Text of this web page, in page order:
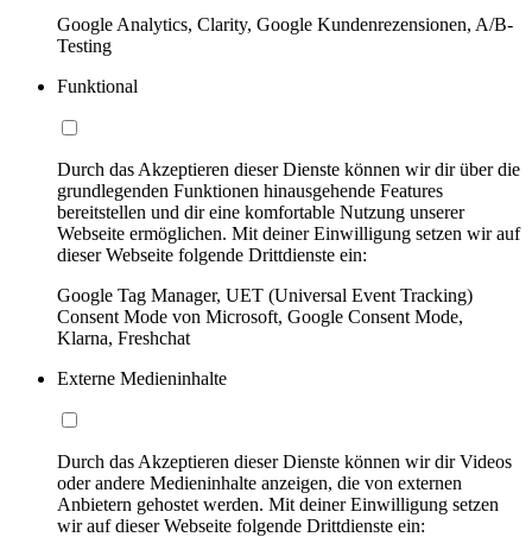
Google Analytics, Clarity, Google Kundenrezensionen, A/B-
Testing
Funktional
Durch das Akzeptieren dieser Dienste können wir dir über die
grundlegenden Funktionen hinausgehende Features
bereitstellen und dir eine komfortable Nutzung unserer
Webseite ermöglichen. Mit deiner Einwilligung setzen wir auf
dieser Webseite folgende Drittdienste ein:
Google Tag Manager, UET (Universal Event Tracking)
Consent Mode von Microsoft, Google Consent Mode,
Klarna, Freshchat
Externe Medieninhalte
Durch das Akzeptieren dieser Dienste können wir dir Videos
oder andere Medieninhalte anzeigen, die von externen
Anbietern gehostet werden. Mit deiner Einwilligung setzen
wir auf dieser Webseite folgende Drittdienste ein: